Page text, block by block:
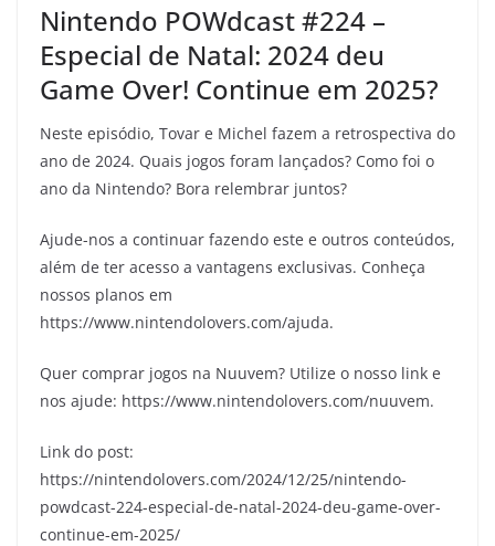
Nintendo POWdcast #224 –
Especial de Natal: 2024 deu
Game Over! Continue em 2025?
Neste episódio, Tovar e Michel fazem a retrospectiva do
ano de 2024. Quais jogos foram lançados? Como foi o
ano da Nintendo? Bora relembrar juntos?
Ajude-nos a continuar fazendo este e outros conteúdos,
além de ter acesso a vantagens exclusivas. Conheça
nossos planos em
https://www.nintendolovers.com/ajuda.
Quer comprar jogos na Nuuvem? Utilize o nosso link e
nos ajude: https://www.nintendolovers.com/nuuvem.
Link do post:
https://nintendolovers.com/2024/12/25/nintendo-
powdcast-224-especial-de-natal-2024-deu-game-over-
continue-em-2025/